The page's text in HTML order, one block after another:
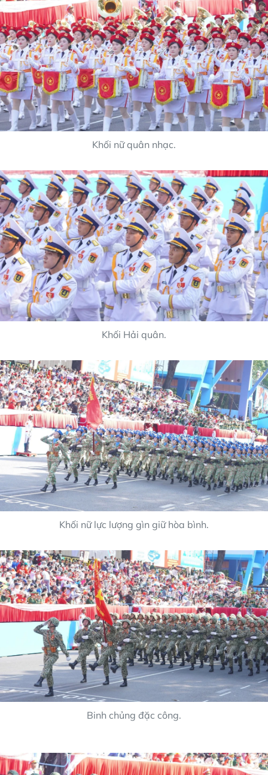
Khối nữ quân nhạc.
Khối Hải quân.
Khối nữ lực lượng gìn giữ hòa bình.
Binh chủng đặc công.